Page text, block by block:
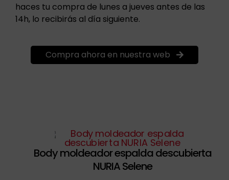
haces tu compra de lunes a jueves antes de las
14h, lo recibirás al día siguiente.
Compra ahora en nuestra web
Body moldeador espalda descubierta
NURIA Selene